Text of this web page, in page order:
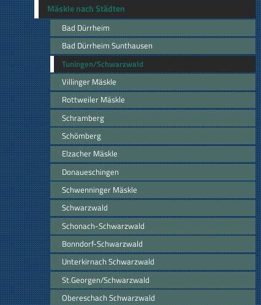
Mäskle nach Städten
Bad Dürrheim
Bad Dürrheim Sunthausen
Tuningen/Schwarzwald
Villinger Mäskle
Rottweiler Mäskle
Schramberg
Schömberg
Elzacher Mäskle
Donaueschingen
Schwenninger Mäskle
Schwarzwald
Schonach-Schwarzwald
Bonndorf-Schwarzwald
Unterkirnach Schwarzwald
St.Georgen/Schwarzwald
Obereschach Schwarzwald